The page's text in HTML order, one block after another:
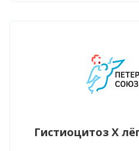
Гистиоцитоз Х